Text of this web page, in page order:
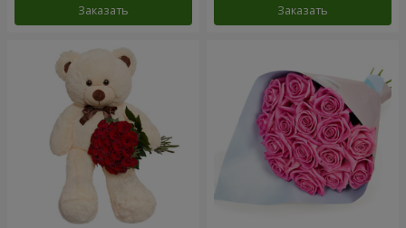
Заказать Заказать